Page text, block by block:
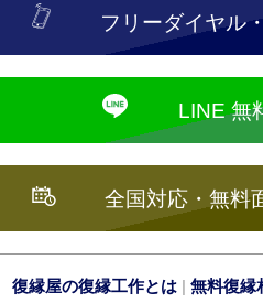
フリーダイヤル
LINE 無
全国対応・無料
復縁屋の復縁工作とは | 無料復縁